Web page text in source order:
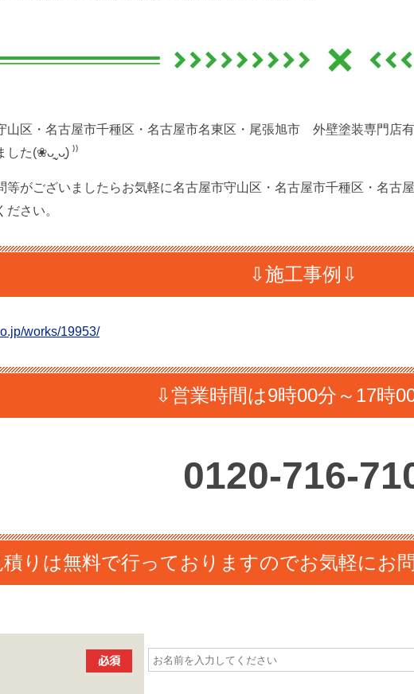
山区・名古屋市千種区・名古屋市名東区・尾張旭市 外壁塗装専門店
た(❀ᴗ͈ˬᴗ͈) ⁾⁾
等がございましたらお気軽に名古屋市守山区・名古屋市千種区・名
さい。
⇩施工事例⇩
works/19953/
⇩営業時間は9時00分～17時
0120-716-
必須